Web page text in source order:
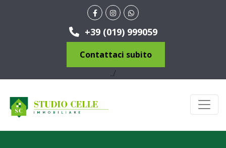
+39 (019) 999059
Contattaci subito
../